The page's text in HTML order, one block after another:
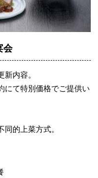
会
内容。
にて特別価格でご提供い
的上菜方式。